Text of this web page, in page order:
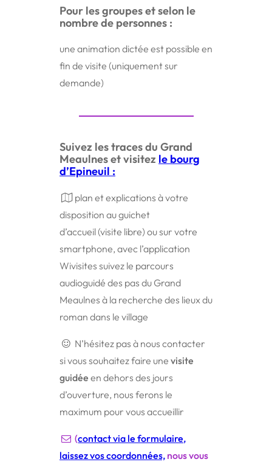
Pour les groupes et selon le
nombre de personnes :
une animation dictée est possible en
fin de visite (uniquement sur
demande)
Suivez les traces du Grand
Meaulnes et visitez le bourg
d’Epineuil :
plan et explications à votre
disposition au guichet
d’accueil (visite libre) ou sur votre
smartphone, avec l’application
Wivisites suivez le parcours
audioguidé des pas du Grand
Meaulnes à la recherche des lieux du
roman dans le village
N’hésitez pas à nous contacter
si vous souhaitez faire une visite
guidée en dehors des jours
d’ouverture, nous ferons le
maximum pour vous accueillir
(contact via le formulaire,
laissez vos coordonnées, nous vous